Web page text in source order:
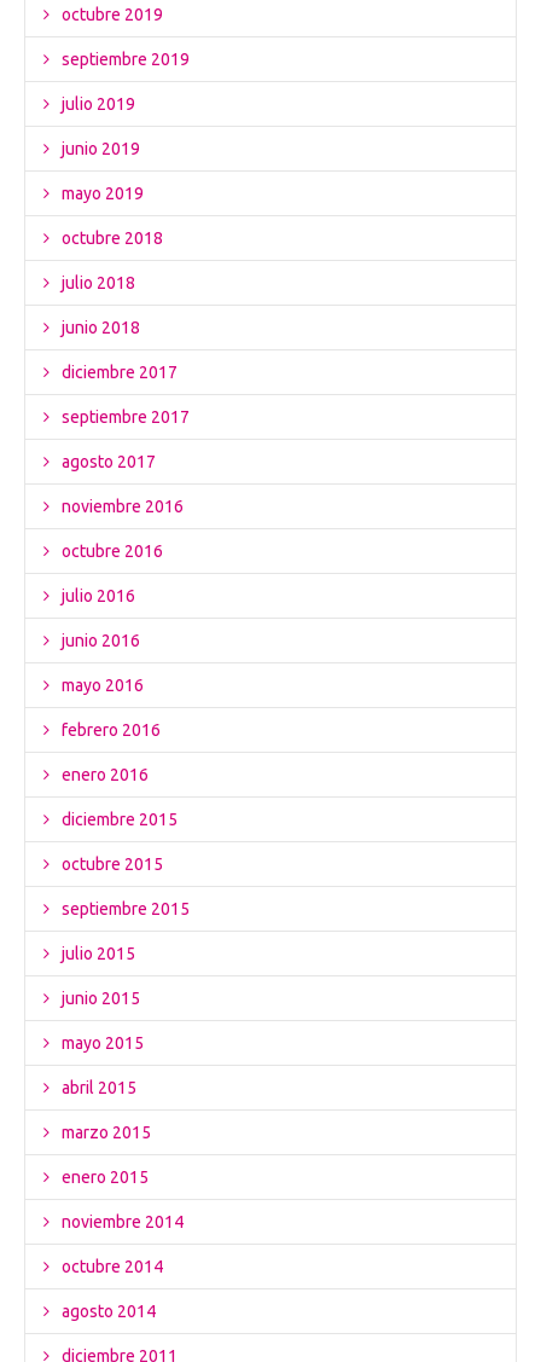
octubre 2019
septiembre 2019
julio 2019
junio 2019
mayo 2019
octubre 2018
julio 2018
junio 2018
diciembre 2017
septiembre 2017
agosto 2017
noviembre 2016
octubre 2016
julio 2016
junio 2016
mayo 2016
febrero 2016
enero 2016
diciembre 2015
octubre 2015
septiembre 2015
julio 2015
junio 2015
mayo 2015
abril 2015
marzo 2015
enero 2015
noviembre 2014
octubre 2014
agosto 2014
diciembre 2011